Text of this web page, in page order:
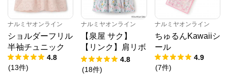
ナルミヤオンライン
ショルダーフリル
半袖チュニック
4.8
(13件)
ナルミヤオンライン
【泉屋 サク】
【リンク】肩リボ
ンフラワーキャッ
トワンピース
4.8
(18件)
ナルミヤオンライン
ちゅるんKawaiiシ
ール
4.9
(7件)